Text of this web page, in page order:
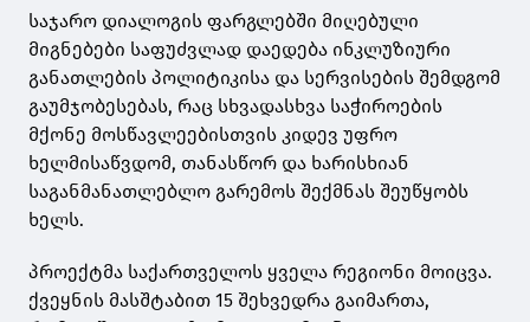
საჯარო დიალოგის ფარგლებში მიღებული
მიგნებები საფუძვლად დაედება ინკლუზიური
განათლების პოლიტიკისა და სერვისების შემდგომ
გაუმჯობესებას, რაც სხვადასხვა საჭიროების
მქონე მოსწავლეებისთვის კიდევ უფრო
ხელმისაწვდომ, თანასწორ და ხარისხიან
საგანმანათლებლო გარემოს შექმნას შეუწყობს
ხელს.
პროექტმა საქართველოს ყველა რეგიონი მოიცვა.
ქვეყნის მასშტაბით 15 შეხვედრა გაიმართა,